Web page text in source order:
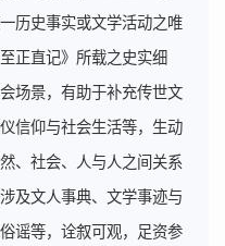
历史事实或文学活动之唯
正直记》所载之史实细
场景，有助于补充传世文
信仰与社会生活等，生动
、社会、人与人之间关系
及文人事典、文学事迹与
谣等，诠叙可观，足资参